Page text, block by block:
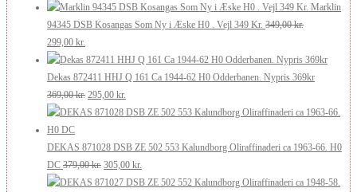
var:
175,00 kr..
er:
105,00 kr..
oprindelige
pris
269,00 kr..
aktuelle
pris
200,00 kr..
Marklin
94345 DSB Kosangas Som Ny i Æske H0 . Vejl 349 Kr. 349,00kr.
Den
oprindelige
pris
var:
349,00 kr..
299,00 kr.
aktuelle
pris
er:
299,00 kr..
Dekas 872411 HHJ Q 161 Ca 1944-62 H0 Odderbanen. Nypris 369kr
369,00kr. Den
oprindelige
var:
369,00 kr..
295,00 kr.
aktuelle
er:
295,00 kr..
DEKAS 871028 DSB ZE 502 553 Kalundborg Oliraffinaderi ca 1963-66. H0
DC 379,00kr. Den
oprindelige
305,00 kr.
aktuelle